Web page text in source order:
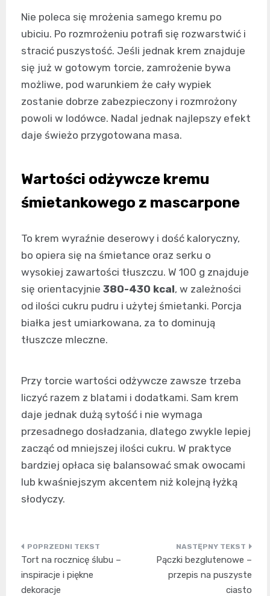
Nie poleca się mrożenia samego kremu po
ubiciu. Po rozmrożeniu potrafi się rozwarstwić i
stracić puszystość. Jeśli jednak krem znajduje
się już w gotowym torcie, zamrożenie bywa
możliwe, pod warunkiem że cały wypiek
zostanie dobrze zabezpieczony i rozmrożony
powoli w lodówce. Nadal jednak najlepszy efekt
daje świeżo przygotowana masa.
Wartości odżywcze kremu
śmietankowego z mascarpone
To krem wyraźnie deserowy i dość kaloryczny,
bo opiera się na śmietance oraz serku o
wysokiej zawartości tłuszczu. W 100 g znajduje
się orientacyjnie 380-430 kcal, w zależności
od ilości cukru pudru i użytej śmietanki. Porcja
białka jest umiarkowana, za to dominują
tłuszcze mleczne.
Przy torcie wartości odżywcze zawsze trzeba
liczyć razem z blatami i dodatkami. Sam krem
daje jednak dużą sytość i nie wymaga
przesadnego dosładzania, dlatego zwykle lepiej
zacząć od mniejszej ilości cukru. W praktyce
bardziej opłaca się balansować smak owocami
lub kwaśniejszym akcentem niż kolejną łyżką
słodyczy.
Nawigacja
wpisu
Tort na rocznicę ślubu –
inspiracje i piękne
dekoracje
Pączki bezglutenowe –
przepis na puszyste
ciasto